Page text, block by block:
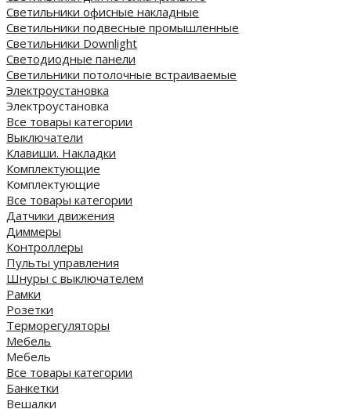
Светильники офисные накладные
Светильники подвесные промышленные
Светильники Downlight
Светодиодные панели
Cветильники потолочные встраиваемые
Электроустановка
Электроустановка
Все товары категории
Выключатели
Клавиши. Накладки
Комплектующие
Комплектующие
Все товары категории
Датчики движения
Диммеры
Контроллеры
Пульты управления
Шнуры с выключателем
Рамки
Розетки
Терморегуляторы
Мебель
Мебель
Все товары категории
Банкетки
Вешалки